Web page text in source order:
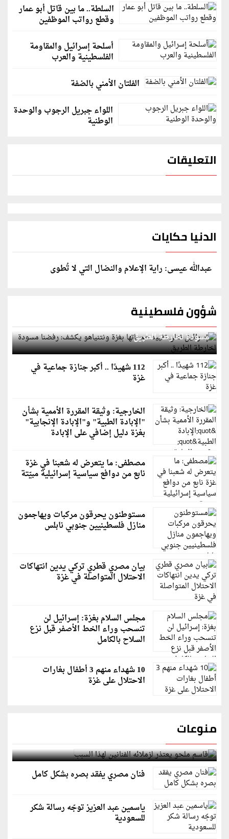
السلطة.. ما بين قاتل أبو عمار
وقطع رواتب الموظفين
أسلحة إسرائيل والمقاومة
الفلسطينية والعرب
الفلتان الأمني بالضفة
اللواء جبريل الرجوب والوحدة
الوطنية
التعليقات
الدنيا حكايات
عبدالله عيسى: راية الإعلام والنضال التي لا تُطوى
شؤون فلسطينية
إسرائيل تعلن تقييد هجماتها بغزة ونتنياهو يكشف: رفضنا
مسودة لخارطة الطريق
112 شهيدًا .. أكبر جنازة جماعية في
غزة
الخارجية: وثيقة المقررة الأممية بشأن
"الإبادة الطبية" و"الإبادة الإنجابية"
بغزة دليل إضافي على الإبادة
مصطفى: ما يتعرض له شعبنا في غزة
نابع من دوافع سياسية إسرائيلية مبيّتة
مستوطنون يحرقون مركبات ويهاجمون
منازل فلسطينيين جنوبي نابلس
بيان مصري قطري تركي يدين انتهاكات
الاحتلال المتواصلة في غزة
مجلس السلام بغزة: إسرائيل لن
تنسحب وراء الخط الأصفر قبل نزع
السلاح بالكامل
10 شهداء منهم 3 أطفال بغارات
الاحتلال على غزة
منوعات
قاسم ملحو يعتذر لزملائه الفنانين لهذا السبب
فنان مصري يفقد بصره بشكل كامل
ياسمين عبد العزيز توجّه رسالة شكر
للسعودية